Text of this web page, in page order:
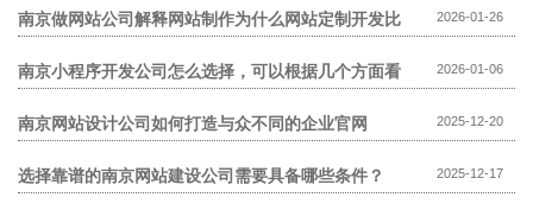
南京做网站公司解释网站制作为什么网站定制开发比
2026-01-26
南京小程序开发公司怎么选择，可以根据几个方面看 2026-01-06
南京网站设计公司如何打造与众不同的企业官网 2025-12-20
选择靠谱的南京网站建设公司需要具备哪些条件？ 2025-12-17